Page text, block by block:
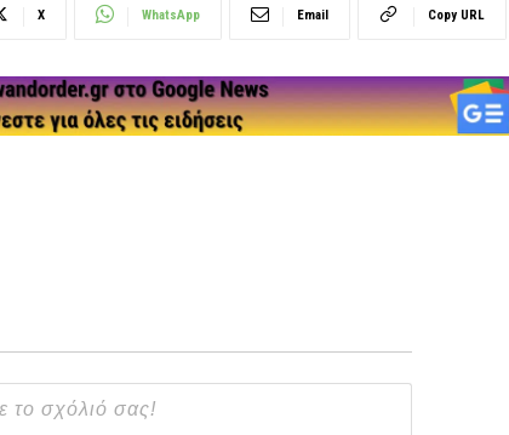
X WhatsApp Email Copy URL